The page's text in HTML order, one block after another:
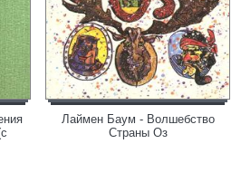
Лаймен Баум - Волшебство
Страны Оз